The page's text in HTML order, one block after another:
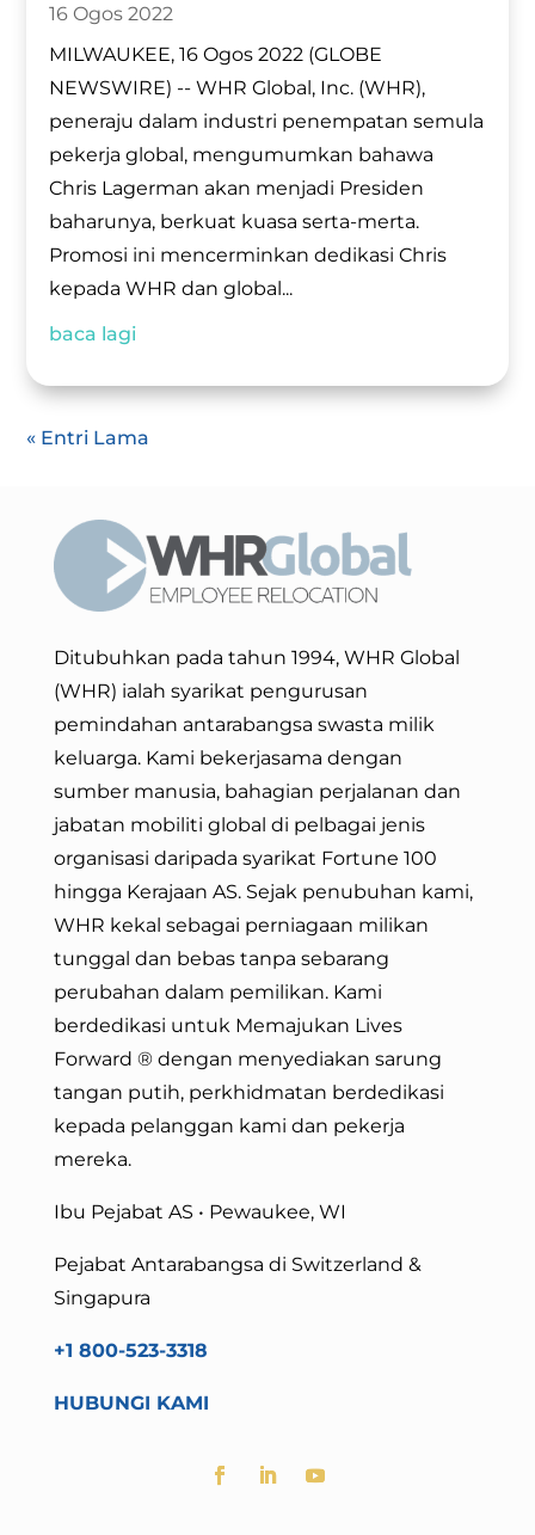
16 Ogos 2022
MILWAUKEE, 16 Ogos 2022 (GLOBE
NEWSWIRE) -- WHR Global, Inc. (WHR),
peneraju dalam industri penempatan semula
pekerja global, mengumumkan bahawa
Chris Lagerman akan menjadi Presiden
baharunya, berkuat kuasa serta-merta.
Promosi ini mencerminkan dedikasi Chris
kepada WHR dan global...
baca lagi
« Entri Lama
Ditubuhkan pada tahun 1994, WHR Global
(WHR) ialah syarikat pengurusan
pemindahan antarabangsa swasta milik
keluarga. Kami bekerjasama dengan
sumber manusia, bahagian perjalanan dan
jabatan mobiliti global di pelbagai jenis
organisasi daripada syarikat Fortune 100
hingga Kerajaan AS. Sejak penubuhan kami,
WHR kekal sebagai perniagaan milikan
tunggal dan bebas tanpa sebarang
perubahan dalam pemilikan. Kami
berdedikasi untuk Memajukan Lives
Forward ® dengan menyediakan sarung
tangan putih, perkhidmatan berdedikasi
kepada pelanggan kami dan pekerja
mereka.
Ibu Pejabat AS • Pewaukee, WI
Pejabat Antarabangsa di Switzerland &
Singapura
+1 800-523-3318
HUBUNGI KAMI